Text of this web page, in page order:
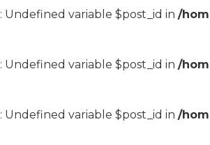
: Undefined variable $post_id in/
: Undefined variable $post_id in/
: Undefined variable $post_id in/